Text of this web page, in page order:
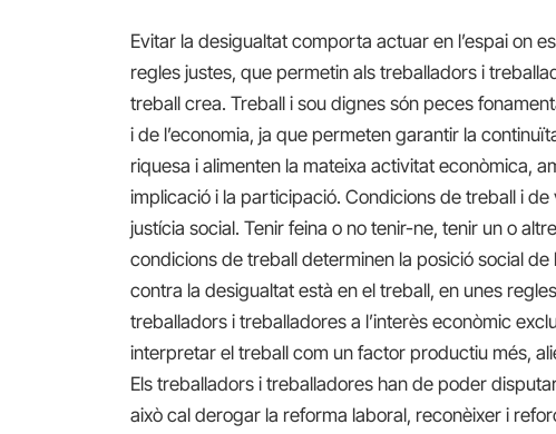
Evitar la desigualtat comporta actuar en l’espai on
regles justes, que permetin als treballadors i
treball crea. Treball i sou dignes són peces
i de l’economia, ja que permeten garantir la
riquesa i alimenten la mateixa activitat econòmica,
implicació i la participació. Condicions de treball i
justícia social. Tenir feina o no tenir-ne, tenir un o
condicions de treball determinen la posició social
contra la desigualtat està en el treball, en unes
treballadors i treballadores a l’interès econòmic
interpretar el treball com un factor productiu més,
Els treballadors i treballadores han de poder
això cal derogar la reforma laboral, reconèixer i